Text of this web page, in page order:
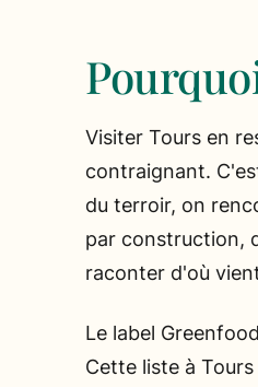
Visiter Tours en
contraignant.
du terroir, on
par construction,
raconter d'où
Le label
Cette liste à